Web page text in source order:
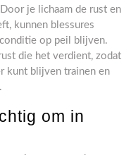
je lichaam de rust en
kunnen blessures
op peil blijven.
die het verdient, zodat
kunt blijven trainen en
om in